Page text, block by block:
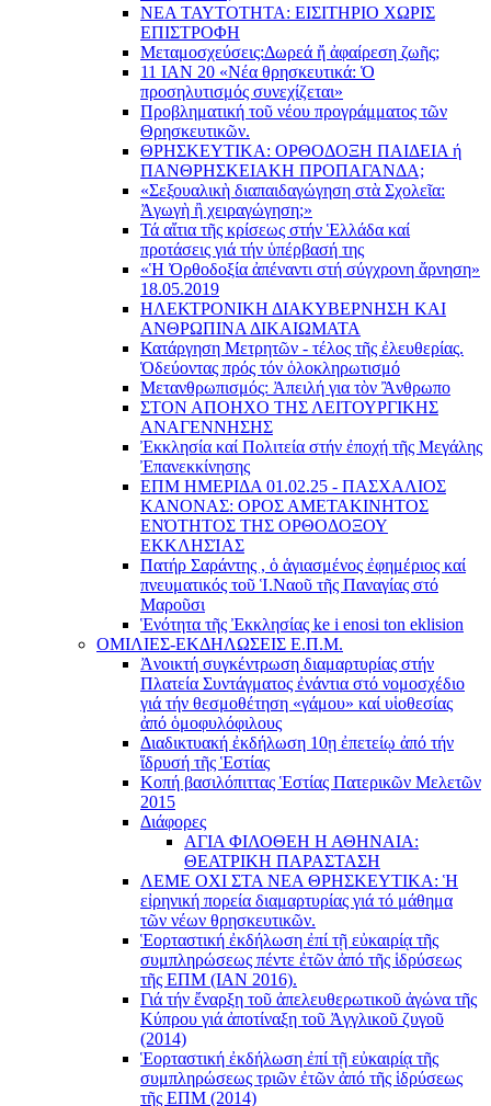
ΝΕΑ ΤΑΥΤΟΤΗΤΑ: ΕΙΣΙΤΗΡΙΟ ΧΩΡΙΣ
ΕΠΙΣΤΡΟΦΗ
Μεταμοσχεύσεις:Δωρεά ἤ ἀφαίρεση ζωῆς;
11 ΙΑΝ 20 «Νέα θρησκευτικά: Ὁ
προσηλυτισμός συνεχίζεται»
Προβληματική τοῦ νέου προγράμματος τῶν
Θρησκευτικῶν.
ΘΡΗΣΚΕΥΤΙΚΑ: ΟΡΘΟΔΟΞΗ ΠΑΙΔΕΙΑ ή
ΠΑΝΘΡΗΣΚΕΙΑΚΗ ΠΡΟΠΑΓΑΝΔΑ;
«Σεξουαλικὴ διαπαιδαγώγηση στὰ Σχολεῖα:
Ἀγωγὴ ἢ χειραγώγηση;»
Τά αἴτια τῆς κρίσεως στήν Ἑλλάδα καί
προτάσεις γιά τήν ὑπέρβασή της
«Ἡ Ὀρθοδοξία ἀπέναντι στή σύγχρονη ἄρνηση»
18.05.2019
ΗΛΕΚΤΡΟΝΙΚΗ ΔΙΑΚΥΒΕΡΝΗΣΗ ΚΑΙ
ΑΝΘΡΩΠΙΝΑ ΔΙΚΑΙΩΜΑΤΑ
Κατάργηση Μετρητῶν - τέλος τῆς ἐλευθερίας.
Ὁδεύοντας πρός τόν ὁλοκληρωτισμό
Μετανθρωπισμός: Ἀπειλή για τὸν Ἂνθρωπο
ΣΤΟΝ ΑΠΟΗΧΟ ΤΗΣ ΛΕΙΤΟΥΡΓΙΚΗΣ
ΑΝΑΓΕΝΝΗΣΗΣ
Ἐκκλησία καί Πολιτεία στήν ἐποχή τῆς Μεγάλης
Ἐπανεκκίνησης
ΕΠΜ ΗΜΕΡΙΔΑ 01.02.25 - ΠΑΣΧΑΛΙΟΣ
ΚΑΝΟΝΑΣ: ΟΡΟΣ ΑΜΕΤΑΚΙΝΗΤΟΣ
ΕΝΌΤΗΤΟΣ ΤΗΣ ΟΡΘΟΔΟΞΟΥ
ΕΚΚΛΗΣΊΑΣ
Πατήρ Σαράντης , ὁ ἁγιασμένος ἐφημέριος καί
πνευματικός τοῦ Ἱ.Ναοῦ τῆς Παναγίας στό
Μαροῦσι
Ἑνότητα τῆς Ἐκκλησίας ke i enosi ton eklision
ΟΜΙΛΙΕΣ-ΕΚΔΗΛΩΣΕΙΣ Ε.Π.Μ.
Ἀνοικτή συγκέντρωση διαμαρτυρίας στήν
Πλατεία Συντάγματος ἐνάντια στό νομοσχέδιο
γιά τήν θεσμοθέτηση «γάμου» καί υἱοθεσίας
ἀπό ὁμοφυλόφιλους
Διαδικτυακή ἐκδήλωση 10ῃ ἐπετείῳ ἀπό τήν
ἵδρυσή τῆς Ἑστίας
Κοπή βασιλόπιττας Ἑστίας Πατερικῶν Μελετῶν
2015
Διάφορες
ΑΓΙΑ ΦΙΛΟΘΕΗ Η ΑΘΗΝΑΙΑ:
ΘΕΑΤΡΙΚΗ ΠΑΡΑΣΤΑΣΗ
ΛΕΜΕ ΟΧΙ ΣΤΑ ΝΕΑ ΘΡΗΣΚΕΥΤΙΚΑ: Ἡ
εἰρηνική πορεία διαμαρτυρίας γιά τό μάθημα
τῶν νέων θρησκευτικῶν.
Ἑορταστική ἐκδήλωση ἐπί τῇ εὐκαιρίᾳ τῆς
συμπληρώσεως πέντε ἐτῶν ἀπό τῆς ἱδρύσεως
τῆς ΕΠΜ (ΙΑΝ 2016).
Γιά τήν ἔναρξη τοῦ ἀπελευθερωτικοῦ ἀγώνα τῆς
Κύπρου γιά ἀποτίναξη τοῦ Ἀγγλικοῦ ζυγοῦ
(2014)
Ἑορταστική ἐκδήλωση ἐπί τῇ εὐκαιρίᾳ τῆς
συμπληρώσεως τριῶν ἐτῶν ἀπό τῆς ἱδρύσεως
τῆς ΕΠΜ (2014)